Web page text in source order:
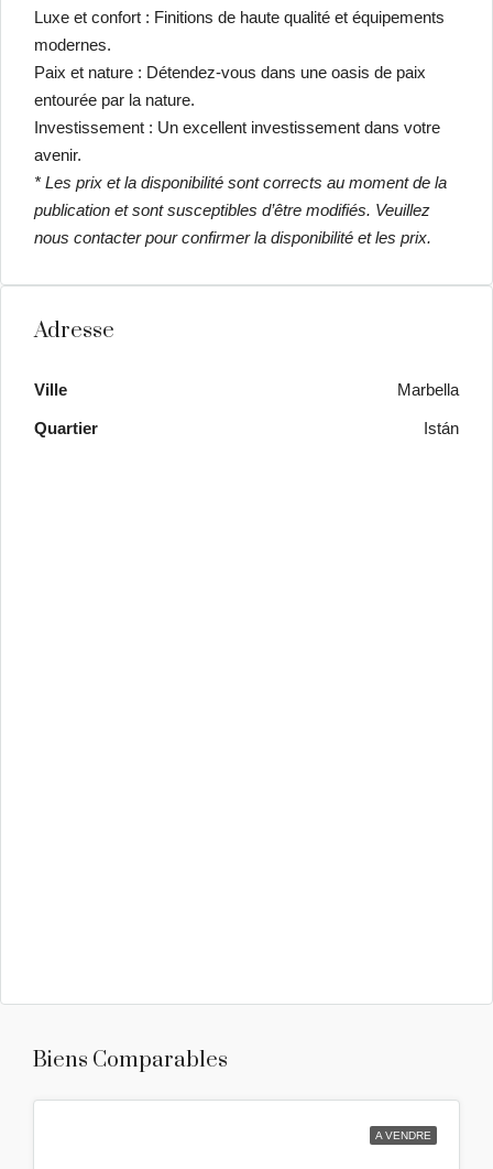
Luxe et confort : Finitions de haute qualité et équipements
modernes.
Paix et nature : Détendez-vous dans une oasis de paix
entourée par la nature.
Investissement : Un excellent investissement dans votre
avenir.
* Les prix et la disponibilité sont corrects au moment de la
publication et sont susceptibles d’être modifiés. Veuillez
nous contacter pour confirmer la disponibilité et les prix.
Adresse
Ville Marbella
Quartier Istán
Biens Comparables
A VENDRE